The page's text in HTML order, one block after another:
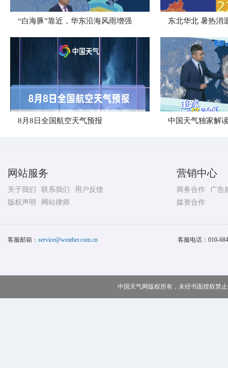
“白海豚”靠近，华东沿海风雨增强 东北华北 暑热消
8月8日全国航空天气预报 中国天气独家解
网站服务
关于我们 联系我们
用户反馈
版权声明
网站律师
营销中心
商务合作
广告
媒资合作
客服邮箱： service@weather.com.cn 客服电话： 010-
中国天气网版权所有，未经书面授权